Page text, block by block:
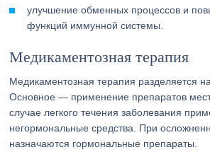
улучшение обменных процессов и
функций иммунной системы.
Медикаментозная терапия
Медикаментозная терапия разделяется
Основное — применение препаратов
случае легкого течения заболевания
негормональные средства. При
назначаются гормональные препараты.